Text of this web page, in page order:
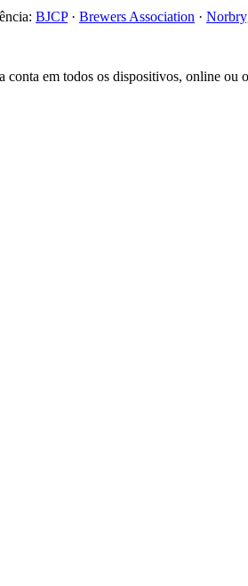
BJCP· Brewers Association ·
conta em todos os dispositivos, online ou